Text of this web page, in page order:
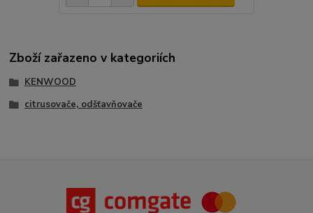
Zboží zařazeno v kategoriích
KENWOOD
citrusovače, odšťavňovače